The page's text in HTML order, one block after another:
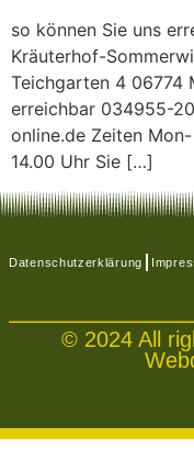
so können Sie uns
Kräuterhof-
Teichgarten 4 06774
erreichbar 034955-
online.de Zeiten
14.00 Uhr Sie […]
Datenschutzerklärung
© 2024 All